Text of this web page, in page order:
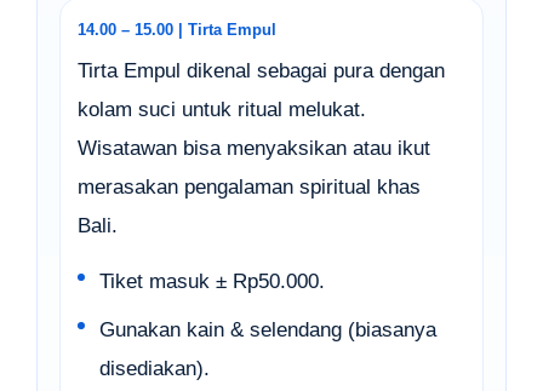
14.00 – 15.00 | Tirta Empul
Tirta Empul dikenal sebagai pura dengan
kolam suci untuk ritual melukat.
Wisatawan bisa menyaksikan atau ikut
merasakan pengalaman spiritual khas
Bali.
Tiket masuk ± Rp50.000.
Gunakan kain & selendang (biasanya
disediakan).